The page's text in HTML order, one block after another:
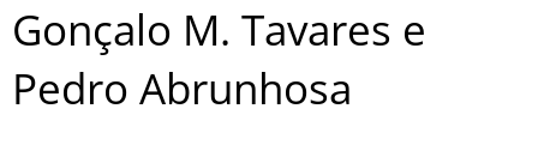
Gonçalo M. Tavares e
Pedro Abrunhosa